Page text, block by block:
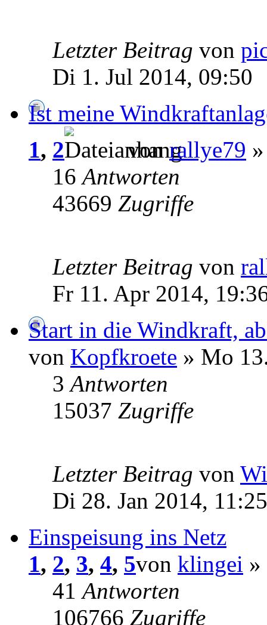
Letzter Beitrag von
Di 1. Jul 2014, 09:50
Ist meine
1, 2 vonrallye79
16Antworten
43669 Zugriffe
Letzter Beitrag von
Fr 11. Apr 2014,
Start in die Windkraft,
von Kopfkroete » Mo
3Antworten
15037 Zugriffe
Letzter Beitrag von
Di 28. Jan 2014, 11:25
Einspeisung ins Netz
1, 2, 3, 4, 5von klingei »
41Antworten
106766 Zugriffe